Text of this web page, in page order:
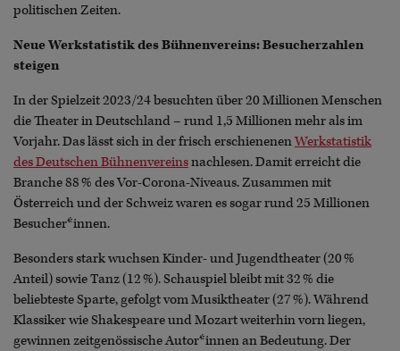
politischen Zeiten.
Neue Werkstatistik des Bühnenvereins: Besucherzahlen
steigen
In der Spielzeit 2023/24 besuchten über 20 Millionen Menschen
die Theater in Deutschland – rund 1,5 Millionen mehr als im
Vorjahr. Das lässt sich in der frisch erschienenenWerkstatistik
des Deutschen Bühnenvereinsnachlesen. Damit erreicht die
Branche 88 % des Vor-Corona-Niveaus. Zusammen mit
Österreich und der Schweiz waren es sogar rund 25 Millionen
Besucher*innen.
Besonders stark wuchsen Kinder- und Jugendtheater (20 %
Anteil) sowie Tanz (12 %). Schauspiel bleibt mit 32 % die
beliebteste Sparte, gefolgt vom Musiktheater (27 %). Während
Klassiker wie Shakespeare und Mozart weiterhin vorn liegen,
gewinnen zeitgenössische Autor*innen an Bedeutung. Der